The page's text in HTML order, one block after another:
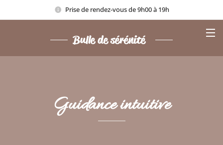
Prise de rendez-vous de 9h00 à 19h
Bulle de sérénité
Guidance intuitive